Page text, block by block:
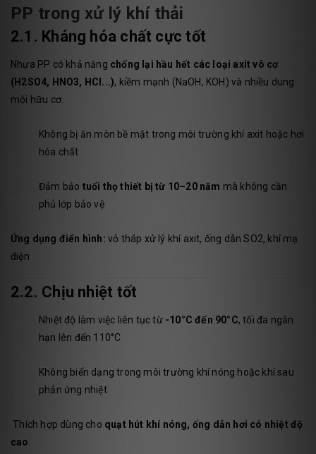
PP trong xử lý khí thải
2.1. Kháng hóa chất cực tốt
Nhựa PP có khả năng chống lại hầu hết các loại axit vô cơ
(H2SO4, HNO3, HCl...), kiềm mạnh (NaOH, KOH) và nhiều dung
môi hữu cơ.
Không bị ăn mòn bề mặt trong môi trường khí axit hoặc hơi
hóa chất
Đảm bảo tuổi thọ thiết bị từ 10–20 năm mà không cần
phủ lớp bảo vệ
Ứng dụng điển hình: vỏ tháp xử lý khí axit, ống dẫn SO2, khí mạ
điện
2.2. Chịu nhiệt tốt
Nhiệt độ làm việc liên tục từ -10°C đến 90°C, tối đa ngắn
hạn lên đến 110°C
Không biến dạng trong môi trường khí nóng hoặc khí sau
phản ứng nhiệt
Thích hợp dùng cho quạt hút khí nóng, ống dẫn hơi có nhiệt độ
cao